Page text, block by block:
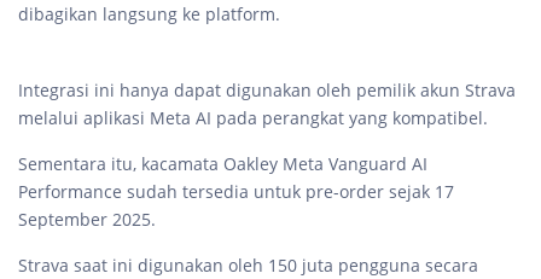
dibagikan langsung ke platform.
Integrasi ini hanya dapat digunakan oleh pemilik akun Strava
melalui aplikasi Meta AI pada perangkat yang kompatibel.
Sementara itu, kacamata Oakley Meta Vanguard AI
Performance sudah tersedia untuk pre-order sejak 17
September 2025.
Strava saat ini digunakan oleh 150 juta pengguna secara